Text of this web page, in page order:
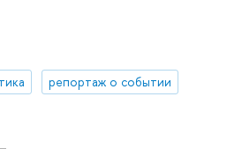
репортаж о событии